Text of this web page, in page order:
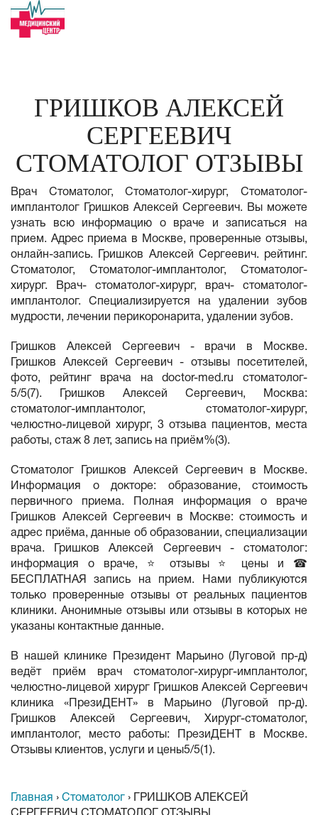
ГРИШКОВ АЛЕКСЕЙ
СЕРГЕЕВИЧ
СТОМАТОЛОГ ОТЗЫВЫ
Врач Стоматолог, Стоматолог-хирург, Стоматолог-
имплантолог Гришков Алексей Сергеевич. Вы можете
узнать всю информацию о враче и записаться на
прием. Адрес приема в Москве, проверенные отзывы,
онлайн-запись. Гришков Алексей Сергеевич. рейтинг.
Стоматолог, Стоматолог-имплантолог, Стоматолог-
хирург. Врач- стоматолог-хирург, врач- стоматолог-
имплантолог. Специализируется на удалении зубов
мудрости, лечении перикоронарита, удалении зубов.
Гришков Алексей Сергеевич - врачи в Москве.
Гришков Алексей Сергеевич - отзывы посетителей,
фото, рейтинг врача на doctor-med.ru стоматолог-
5/5(7). Гришков Алексей Сергеевич, Москва:
стоматолог-имплантолог, стоматолог-хирург,
челюстно-лицевой хирург, 3 отзыва пациентов, места
работы, стаж 8 лет, запись на приём%(3).
Стоматолог Гришков Алексей Сергеевич в Москве.
Информация о докторе: образование, стоимость
первичного приема. Полная информация о враче
Гришков Алексей Сергеевич в Москве: стоимость и
адрес приёма, данные об образовании, специализации
врача. Гришков Алексей Сергеевич - стоматолог:
информация о враче, ⭐ отзывы ⭐ цены и ☎
БЕСПЛАТНАЯ запись на прием. Нами публикуются
только проверенные отзывы от реальных пациентов
клиники. Анонимные отзывы или отзывы в которых не
указаны контактные данные.
В нашей клинике Президент Марьино (Луговой пр-д)
ведёт приём врач стоматолог-хирург-имплантолог,
челюстно-лицевой хирург Гришков Алексей Сергеевич
клиника «ПрезиДЕНТ» в Марьино (Луговой пр-д).
Гришков Алексей Сергеевич, Хирург-стоматолог,
имплантолог, место работы: ПрезиДЕНТ в Москве.
Отзывы клиентов, услуги и цены5/5(1).
Главная › Стоматолог ›
ГРИШКОВ АЛЕКСЕЙ